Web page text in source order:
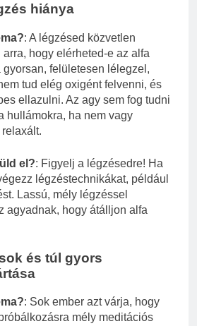
hiánya
: A légzésed közvetlen
arra, hogy elérheted-e az alfa
gyorsan, felületesen lélegzel,
tud elég oxigént felvenni, és
ellazulni. Az agy sem fog tudni
hullámokra, ha nem vagy
el?: Figyelj a légzésedre! Ha
légzéstechnikákat, például
Lassú, mély légzéssel
agyadnak, hogy átálljon alfa
és túl gyors
: Sok ember azt várja, hogy
mély meditációs